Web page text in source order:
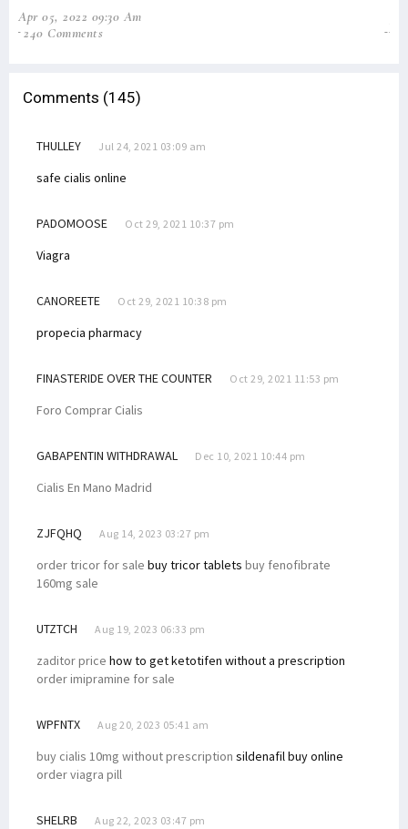
Apr 05, 2022 09:30 Am
240 Comments
Comments (145)
THULLEY Jul 24, 2021 03:09 am
safe cialis online
PADOMOOSE Oct 29, 2021 10:37 pm
Viagra
CANOREETE Oct 29, 2021 10:38 pm
propecia pharmacy
FINASTERIDE OVER THE COUNTER Oct 29, 2021 11:53 pm
Foro Comprar Cialis
GABAPENTIN WITHDRAWAL Dec 10, 2021 10:44 pm
Cialis En Mano Madrid
ZJFQHQ Aug 14, 2023 03:27 pm
order tricor for sale buy tricor tablets buy fenofibrate
160mg sale
UTZTCH Aug 19, 2023 06:33 pm
zaditor price how to get ketotifen without a prescription
order imipramine for sale
WPFNTX Aug 20, 2023 05:41 am
buy cialis 10mg without prescription sildenafil buy online
order viagra pill
SHELRB Aug 22, 2023 03:47 pm